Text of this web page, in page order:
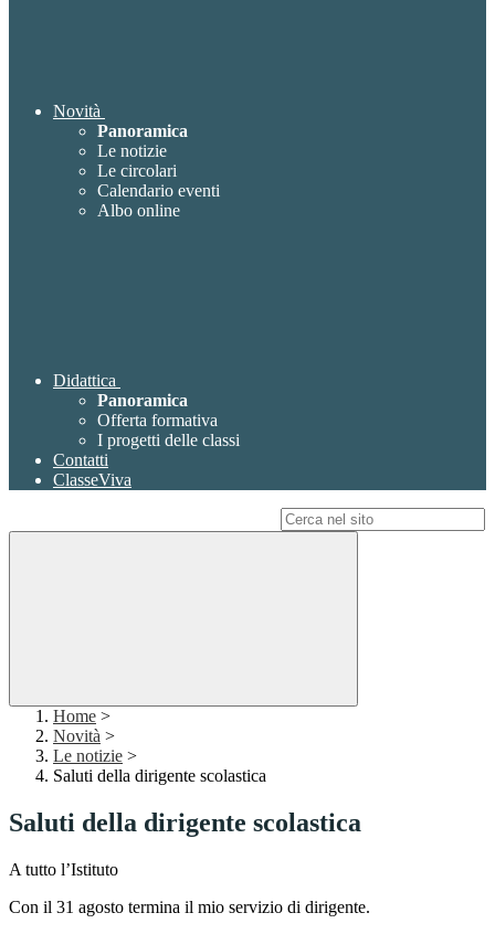
Novità
Panoramica
Le notizie
Le circolari
Calendario eventi
Albo online
Didattica
Panoramica
Offerta formativa
I progetti delle classi
Contatti
ClasseViva
Home >
Novità >
Le notizie >
Saluti della dirigente scolastica
Saluti della dirigente scolastica
A tutto l’Istituto
Con il 31 agosto termina il mio servizio di dirigente.